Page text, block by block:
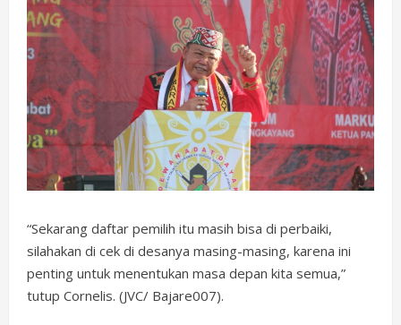
“Sekarang daftar pemilih itu masih bisa di perbaiki,
silahakan di cek di desanya masing-masing, karena ini
penting untuk menentukan masa depan kita semua,”
tutup Cornelis. (JVC/ Bajare007).